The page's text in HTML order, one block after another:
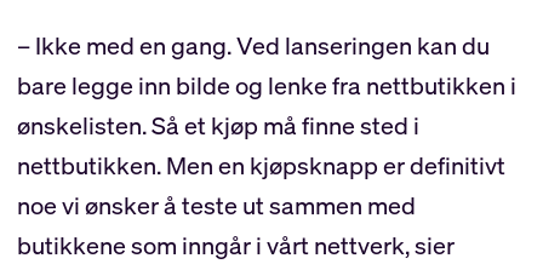
– Ikke med en gang. Ved lanseringen kan du
bare legge inn bilde og lenke fra nettbutikken i
ønskelisten. Så et kjøp må finne sted i
nettbutikken. Men en kjøpsknapp er definitivt
noe vi ønsker å teste ut sammen med
butikkene som inngår i vårt nettverk, sier